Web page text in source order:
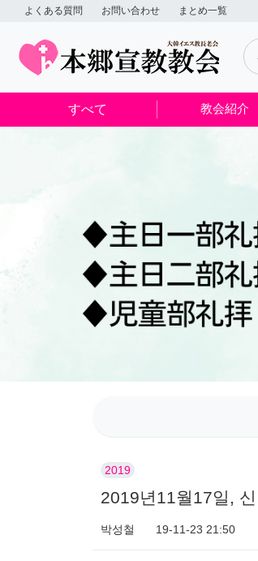
よくある質問 お問い合わせ まとめ一覧
すべて 教会紹介
2019
2019년11월17일,
박성철 19-11-23 21:50